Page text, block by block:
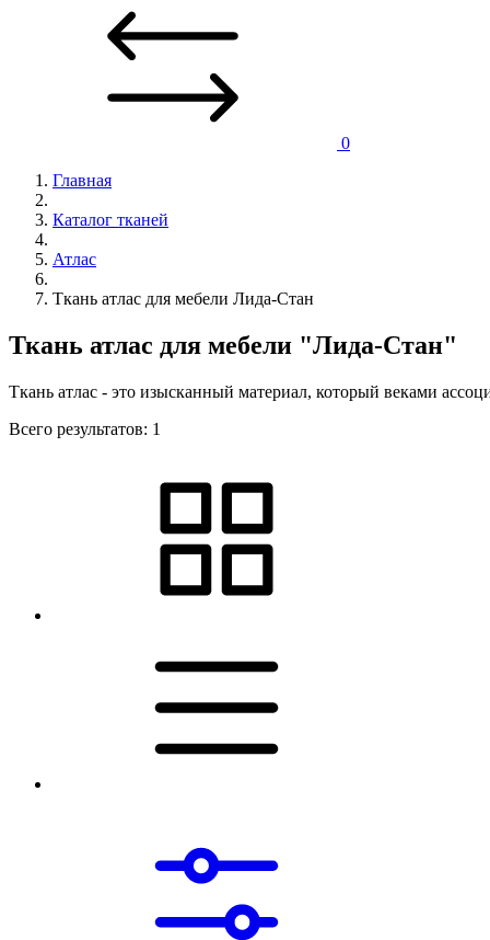
0
Главная
Каталог тканей
Атлас
Ткань атлас для мебели Лида-Стан
Ткань атлас для мебели "Лида-Стан"
Ткань атлас - это изысканный материал, который веками
Всего результатов: 1